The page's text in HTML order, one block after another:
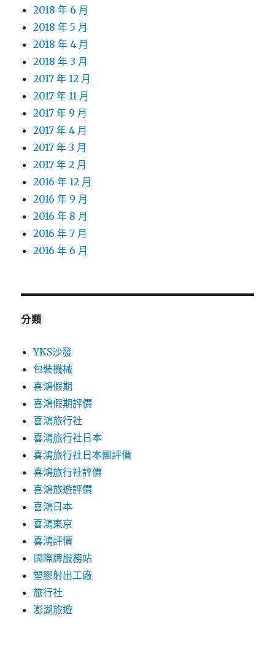
2018 年 6 月
2018 年 5 月
2018 年 4 月
2018 年 3 月
2017 年 12 月
2017 年 11 月
2017 年 9 月
2017 年 4 月
2017 年 3 月
2017 年 2 月
2016 年 12 月
2016 年 9 月
2016 年 8 月
2016 年 7 月
2016 年 6 月
分類
YKS沙發
包裝機械
喜鴻假期
喜鴻假期評價
喜鴻旅行社
喜鴻旅行社日本
喜鴻旅行社日本團評價
喜鴻旅行社評價
喜鴻旅遊評價
喜鴻日本
喜鴻東京
喜鴻評價
國際牌服務站
塑膠射出工廠
旅行社
澎湖旅遊